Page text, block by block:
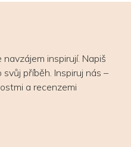
inspirují. Napiš
příběh. Inspiruj nás –
a recenzemi